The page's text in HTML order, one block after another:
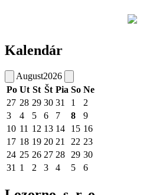
Kalendár
August2026
Po Ut St Št Pia So Ne
27 28 29 30 31 1
2
3
4 5 6 7 8
9
10 11 12 13 14 15 16
17 18 19 20 21 22 23
24 25 26 27 28 29 30
31 1 2 3 4 5 6